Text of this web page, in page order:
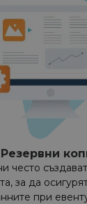
Резервни
често
за да
при